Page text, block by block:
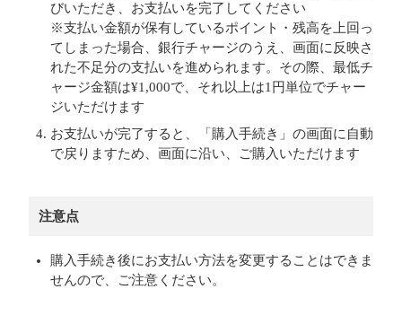
びいただき、お支払いを完了してください
※支払い金額が保有しているポイント・残高を上回っ
てしまった場合、銀行チャージのうえ、画面に反映さ
れた不足分の支払いを進められます。その際、最低チ
ャージ金額は¥1,000で、それ以上は1円単位でチャー
ジいただけます
お支払いが完了すると、「購入手続き」の画面に自動
で戻りますため、画面に沿い、ご購入いただけます
注意点
購入手続き後にお支払い方法を変更することはできま
せんので、ご注意ください。